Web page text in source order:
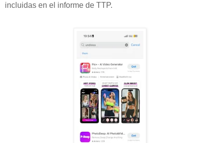
incluidas en el informe de TTP.